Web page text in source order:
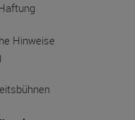
Hinweise